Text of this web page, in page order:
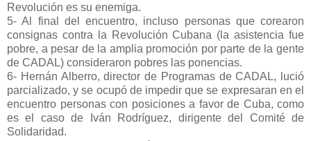
Revolución es su enemiga.
5- Al final del encuentro, incluso personas que corearon
consignas contra la Revolución Cubana (la asistencia fue
pobre, a pesar de la amplia promoción por parte de la gente
de CADAL) consideraron pobres las ponencias.
6- Hernán Alberro, director de Programas de CADAL, lució
parcializado, y se ocupó de impedir que se expresaran en el
encuentro personas con posiciones a favor de Cuba, como
es el caso de Iván Rodríguez, dirigente del Comité de
Solidaridad.